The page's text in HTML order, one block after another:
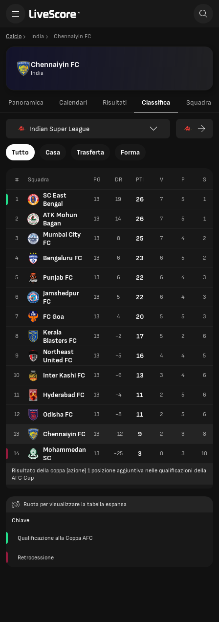
Calcio India Chennaiyin FC
Chennaiyin FC
India
Panoramica Calendari Risultati Classifica Squadra
Indian Super League
Tutto Casa Trasferta Forma
# Squadra
1
SC East
Bengal
2
ATK Mohun
Bagan
3
Mumbai City
FC
4 Bengaluru FC
5 Punjab FC
6
Jamshedpur
FC
7 FC Goa
8
Kerala
Blasters FC
9
Northeast
United FC
10 Inter Kashi FC
11 Hyderabad FC
12 Odisha FC
13 Chennaiyin FC
14
Mohammedan
SC
PG DR PTI V P S
13 19 26 7 5 1
13 14 26 7 5 1
13 8 25 7 4 2
13 6 23 6 5 2
13 6 22 6 4 3
13 5 22 6 4 3
13 4 20 5 5 3
13 -2 17 5 2 6
13 -5 16 4 4 5
13 -6 13 3 4 6
13 -4 11 2 5 6
13 -8 11 2 5 6
13 -12 9 2 3 8
13 -25 3 0 3 10
Risultato della coppa [azione] 1 posizione aggiuntiva nelle qualificazioni della
AFC Cup
Ruota per visualizzare la tabella espansa
Chiave
Qualificazione alla Coppa AFC
Retrocessione